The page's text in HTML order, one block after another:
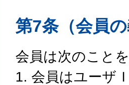
第7条（会員
会員は次のこと
1. 会員はユーザ